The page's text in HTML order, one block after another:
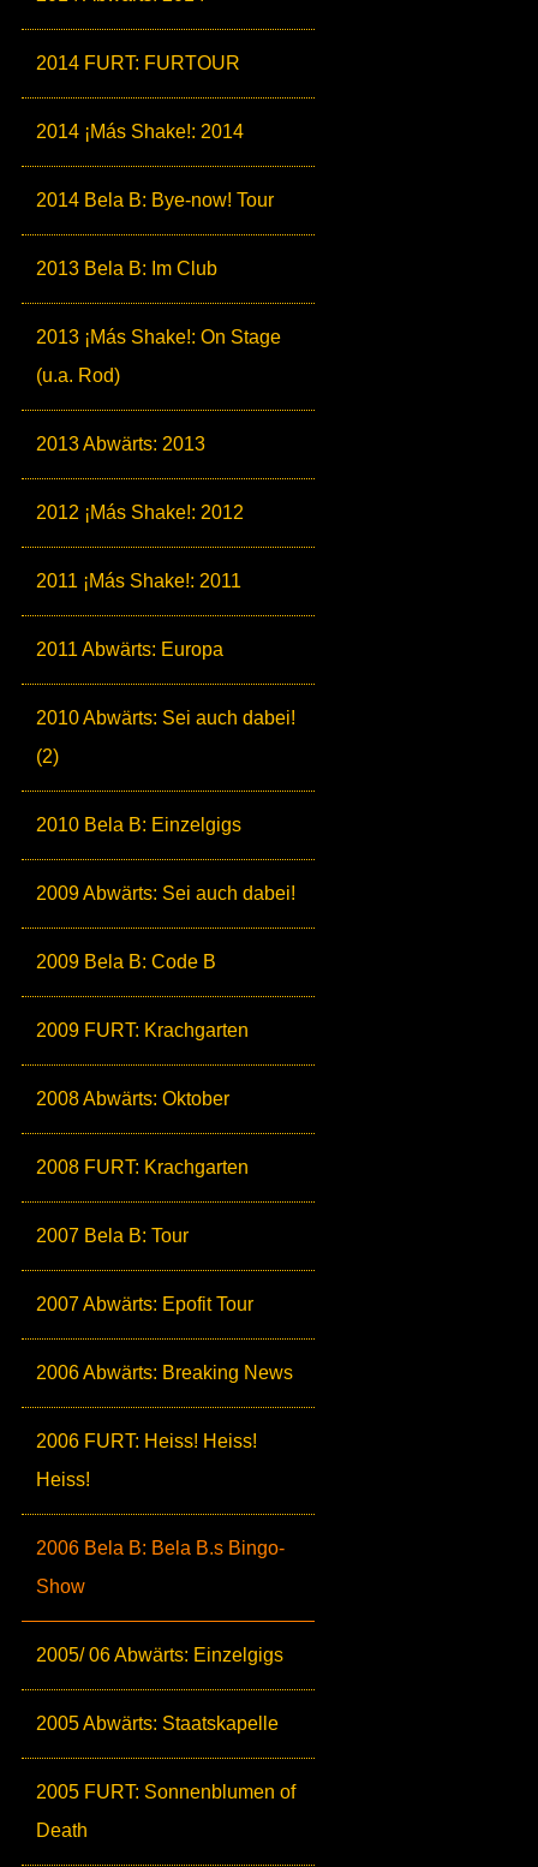
2014 FURT: FURTOUR
2014 ¡Más Shake!: 2014
2014 Bela B: Bye-now! Tour
2013 Bela B: Im Club
2013 ¡Más Shake!: On Stage
(u.a. Rod)
2013 Abwärts: 2013
2012 ¡Más Shake!: 2012
2011 ¡Más Shake!: 2011
2011 Abwärts: Europa
2010 Abwärts: Sei auch dabei!
(2)
2010 Bela B: Einzelgigs
2009 Abwärts: Sei auch dabei!
2009 Bela B: Code B
2009 FURT: Krachgarten
2008 Abwärts: Oktober
2008 FURT: Krachgarten
2007 Bela B: Tour
2007 Abwärts: Epofit Tour
2006 Abwärts: Breaking News
2006 FURT: Heiss! Heiss!
Heiss!
2006 Bela B: Bela B.s Bingo-
Show
2005/ 06 Abwärts: Einzelgigs
2005 Abwärts: Staatskapelle
2005 FURT: Sonnenblumen of
Death